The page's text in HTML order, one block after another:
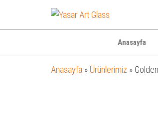
Art
Glass
Anasayfa
Anasayfa » Ürünlerimiz »